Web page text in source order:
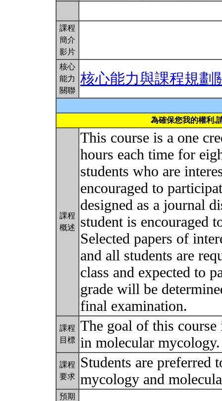
課程
簡介
影片
核心
能力
關聯
核心能力與課程規劃
為確保您我的權利,
課程
概述
This course is a one
hours each time for
students who are
encouraged to
designed as a journal
student is encouraged
Selected papers of
and all students are
class and expected to
grade will be
final examination.
課程
目標
The goal of this course
in molecular
課程
要求
Students are preferred
mycology and
預期